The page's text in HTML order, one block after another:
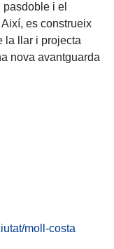
pasdoble i el
es construeix
la llar i projecta
nova avantguarda
moll-costa